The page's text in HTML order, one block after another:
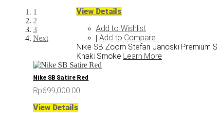
1
2
3
Next
View Details
Add to Wishlist
| Add to Compare
Nike SB Zoom Stefan Janoski Premium
Khaki Smoke Learn More
Nike SB Satire Red
Rp699,000.00
View Details